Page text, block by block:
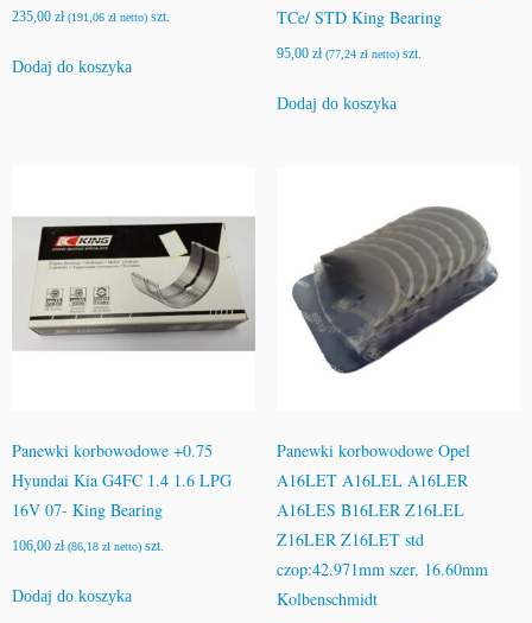
235,00 zł (191,06 zł netto) szt.
Dodaj do koszyka
TCe/ STD King Bearing
95,00 zł (77,24 złnetto)szt.
Dodaj do koszyka
Panewki korbowodowe +0.75
Hyundai Kia G4FC 1.4 1.6 LPG
16V 07- King Bearing
106,00 zł (86,18 zł netto) szt.
Dodaj do koszyka
Panewki korbowodowe Opel
A16LET A16LEL A16LER
A16LES B16LER Z16LEL
Z16LER Z16LET std
czop:42.971mm szer. 16.60mm
Kolbenschmidt